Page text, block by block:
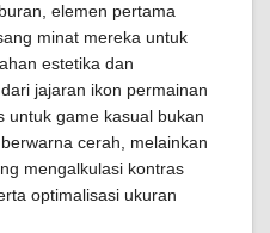
elemen pertama
minat mereka untuk
estetika dan
jajaran ikon permainan
untuk game kasual bukan
cerah, melainkan
mengalkulasi kontras
optimalisasi ukuran